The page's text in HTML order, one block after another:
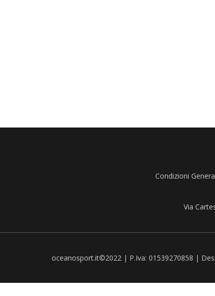
Condizioni
Via
oceanosport.it©2022 | P.Iva: 01539270858 |